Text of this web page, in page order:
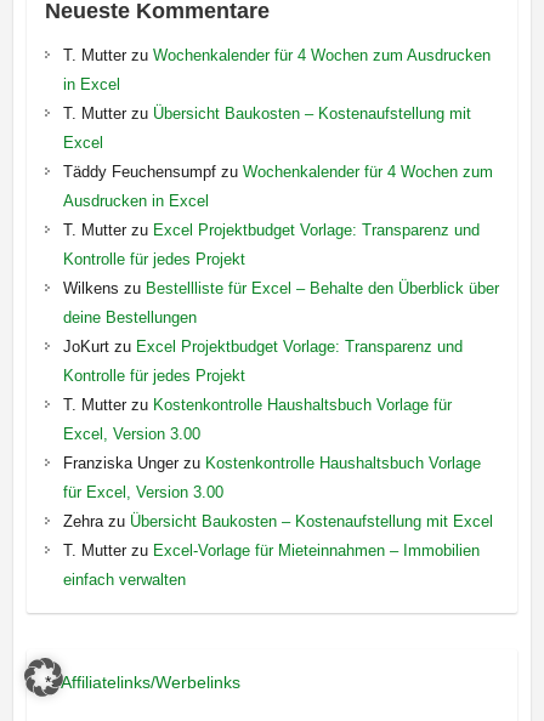
Neueste Kommentare
T. Mutterzu Wochenkalender für 4 Wochen zum Ausdrucken
in Excel
T. Mutterzu Übersicht Baukosten – Kostenaufstellung mit
Excel
Täddy Feuchensumpfzu Wochenkalender für 4 Wochen zum
Ausdrucken in Excel
T. Mutterzu Excel Projektbudget Vorlage: Transparenz und
Kontrolle für jedes Projekt
Wilkens zu Bestellliste für Excel – Behalte den Überblick über
deine Bestellungen
JoKurtzu Excel Projektbudget Vorlage: Transparenz und
Kontrolle für jedes Projekt
T. Mutterzu Kostenkontrolle Haushaltsbuch Vorlage für
Excel, Version 3.00
Franziska Ungerzu Kostenkontrolle Haushaltsbuch Vorlage
für Excel, Version 3.00
Zehrazu Übersicht Baukosten – Kostenaufstellung mit Excel
T. Mutterzu Excel-Vorlage für Mieteinnahmen – Immobilien
einfach verwalten
*=Affiliatelinks/Werbelinks